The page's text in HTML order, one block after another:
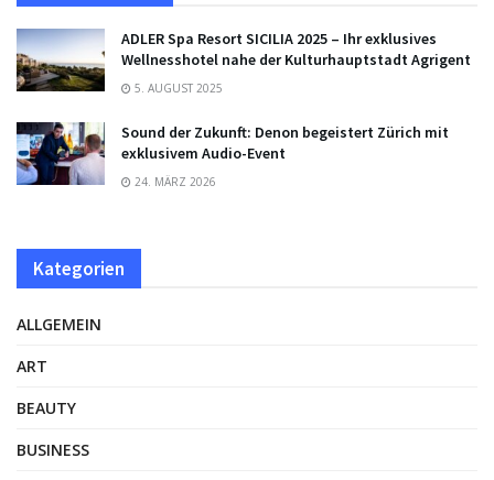
ADLER Spa Resort SICILIA 2025 – Ihr exklusives
Wellnesshotel nahe der Kulturhauptstadt Agrigent
5. AUGUST 2025
Sound der Zukunft: Denon begeistert Zürich mit
exklusivem Audio-Event
24. MÄRZ 2026
Kategorien
ALLGEMEIN
ART
BEAUTY
BUSINESS